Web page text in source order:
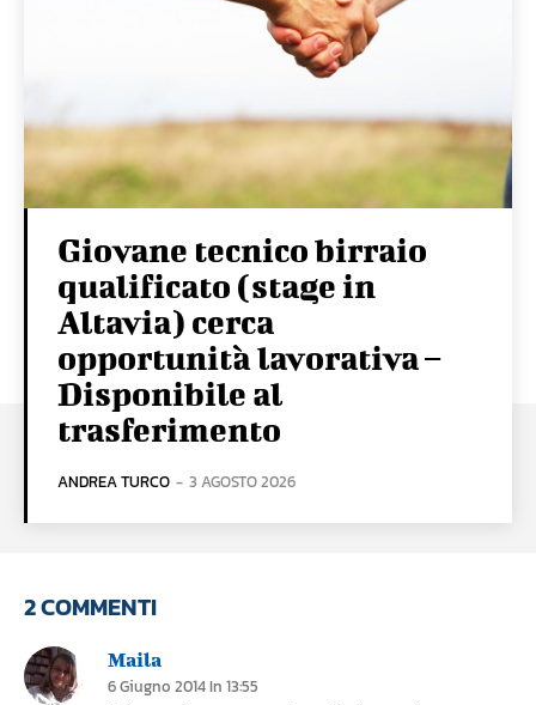
Giovane tecnico birraio
qualificato (stage in
Altavia) cerca
opportunità lavorativa –
Disponibile al
trasferimento
ANDREA TURCO - 3 AGOSTO 2026
2 COMMENTI
Maila
6 Giugno 2014 In 13:55